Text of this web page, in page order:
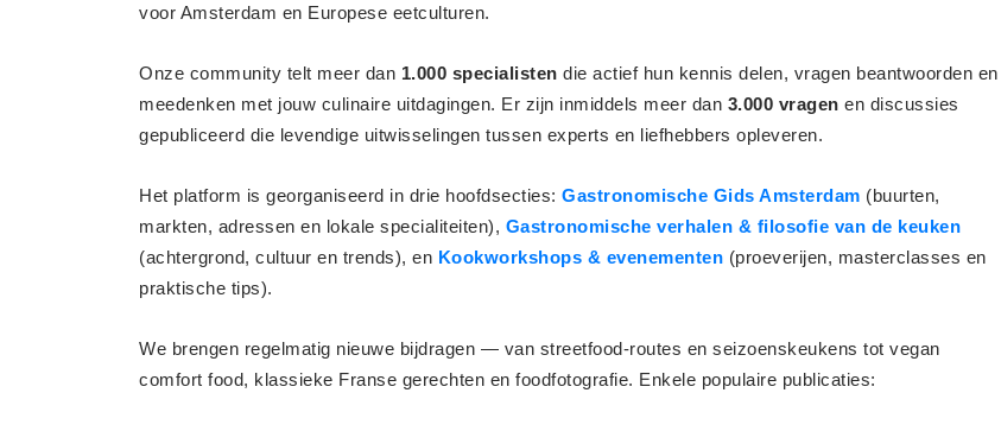
voor Amsterdam en Europese eetculturen.
Onze community telt meer dan 1.000 specialisten die actief hun kennis delen, vragen beantwoorden en
meedenken met jouw culinaire uitdagingen. Er zijn inmiddels meer dan 3.000 vragen en discussies
gepubliceerd die levendige uitwisselingen tussen experts en liefhebbers opleveren.
Het platform is georganiseerd in drie hoofdsecties: Gastronomische Gids Amsterdam (buurten,
markten, adressen en lokale specialiteiten), Gastronomische verhalen & filosofie van de keuken
(achtergrond, cultuur en trends), en Kookworkshops & evenementen (proeverijen, masterclasses en
praktische tips).
We brengen regelmatig nieuwe bijdragen — van streetfood-routes en seizoenskeukens tot vegan
comfort food, klassieke Franse gerechten en foodfotografie. Enkele populaire publicaties: